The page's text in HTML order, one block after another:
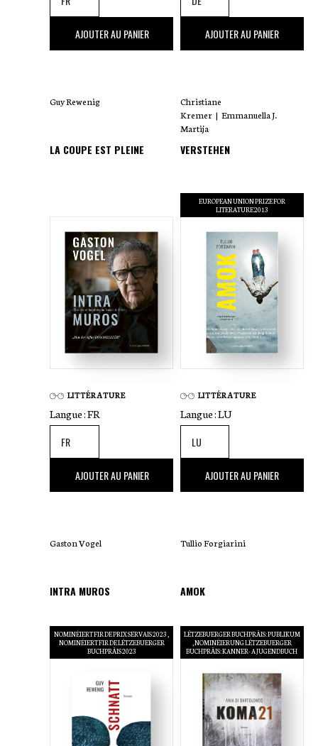
,00 €
AJOUTER AU PANIER
Guy Rewenig
LA COUPE EST PLEINE
,00 €AJOUTER AU PANIER
Christiane
Kremer | Emmanuella J.
Martija
VERSTEHEN
LITTÉRATURE
Langue :FR
,00 €
AJOUTER AU PANIER
Gaston Vogel
INTRA MUROS
EUROPEAN UNION PRIZE FOR
LITERATURE 2013
LITTÉRATURE
Langue :LU
,00 €AJOUTER AU PANIER
Tullio Forgiarini
AMOK
NOMINÉIERT FIR DE PRIX SERVAIS 2023
NOMINÉIERT FIR DE LËTZEBUERGER
BUCHPRÄIS 2023
LËTZEBUERGER BUCHPRÄIS: PUBLIKUM
NOMINÉIERUNG LËTZEBUERGER
BUCHPRÄIS: KANNER- A JUGENDBUCH